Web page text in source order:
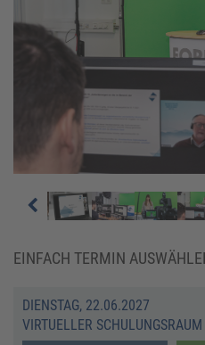
EINFACH TERMIN
DIENSTAG, 22.06.2027
VIRTUELLER SCHULUNGSRAUM